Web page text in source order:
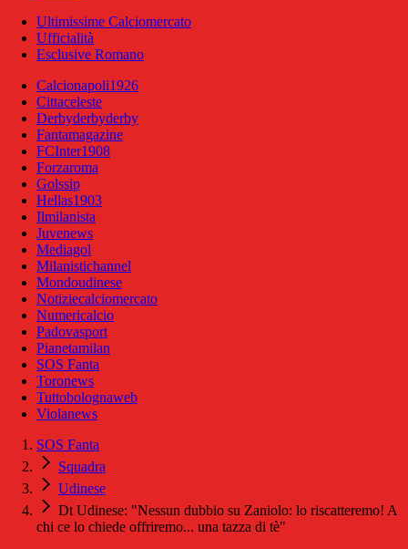
Ultimissime Calciomercato
Ufficialità
Esclusive Romano
Calcionapoli1926
Cittaceleste
Derbyderbyderby
Fantamagazine
FCInter1908
Forzaroma
Golssip
Hellas1903
Ilmilanista
Juvenews
Mediagol
Milanistichannel
Mondoudinese
Notiziecalciomercato
Numericalcio
Padovasport
Pianetamilan
SOS Fanta
Toronews
Tuttobolognaweb
Violanews
SOS Fanta
Squadra
Udinese
Dt Udinese: "Nessun dubbio su Zaniolo: lo riscatteremo! A
chi ce lo chiede offriremo... una tazza di tè"